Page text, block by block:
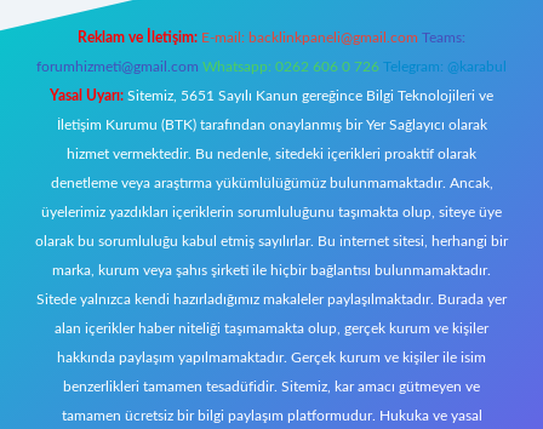
Reklam ve İletişim: E-mail: backlinkpaneli@gmail.com Teams:
forumhizmeti@gmail.com Whatsapp: 0262 606 0 726 Telegram: @karabul
Yasal Uyarı: Sitemiz, 5651 Sayılı Kanun gereğince Bilgi Teknolojileri ve
İletişim Kurumu (BTK) tarafından onaylanmış bir Yer Sağlayıcı olarak
hizmet vermektedir. Bu nedenle, sitedeki içerikleri proaktif olarak
denetleme veya araştırma yükümlülüğümüz bulunmamaktadır. Ancak,
üyelerimiz yazdıkları içeriklerin sorumluluğunu taşımakta olup, siteye üye
olarak bu sorumluluğu kabul etmiş sayılırlar. Bu internet sitesi, herhangi bir
marka, kurum veya şahıs şirketi ile hiçbir bağlantısı bulunmamaktadır.
Sitede yalnızca kendi hazırladığımız makaleler paylaşılmaktadır. Burada yer
alan içerikler haber niteliği taşımamakta olup, gerçek kurum ve kişiler
hakkında paylaşım yapılmamaktadır. Gerçek kurum ve kişiler ile isim
benzerlikleri tamamen tesadüfidir. Sitemiz, kar amacı gütmeyen ve
tamamen ücretsiz bir bilgi paylaşım platformudur. Hukuka ve yasal